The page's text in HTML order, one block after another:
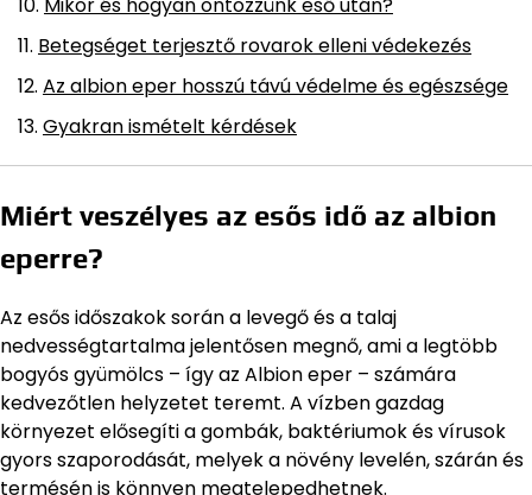
Mikor és hogyan öntözzünk eső után?
Betegséget terjesztő rovarok elleni védekezés
Az albion eper hosszú távú védelme és egészsége
Gyakran ismételt kérdések
Miért veszélyes az esős idő az albion
eperre?
Az esős időszakok során a levegő és a talaj
nedvességtartalma jelentősen megnő, ami a legtöbb
bogyós gyümölcs – így az Albion eper – számára
kedvezőtlen helyzetet teremt. A vízben gazdag
környezet elősegíti a gombák, baktériumok és vírusok
gyors szaporodását, melyek a növény levelén, szárán és
termésén is könnyen megtelepedhetnek.